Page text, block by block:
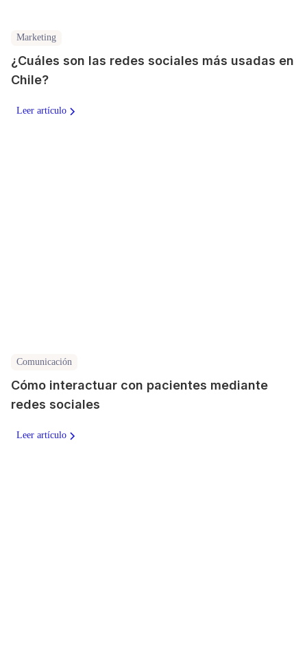
Marketing
¿Cuáles son las redes sociales más usadas en
Chile?
Leer artículo
Comunicación
Cómo interactuar con pacientes mediante
redes sociales
Leer artículo